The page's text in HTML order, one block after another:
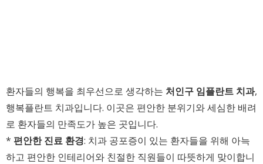
환자들의 행복을 최우선으로 생각하는 처인구 임플란트 치과,
행복플란트 치과입니다. 이곳은 편안한 분위기와 세심한 배려
로 환자들의 만족도가 높은 곳입니다.
* 편안한 진료 환경: 치과 공포증이 있는 환자들을 위해 아늑
하고 편안한 인테리어와 친절한 직원들이 따뜻하게 맞이합니